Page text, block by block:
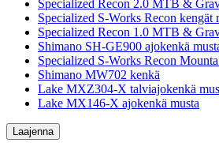
Specialized Recon 2.0 MTB &
Specialized S-Works Recon kengät
Specialized Recon 1.0 MTB &
Shimano SH-GE900 ajokenkä
Specialized S-Works Recon
Shimano MW702 kenkä
Lake MXZ304-X talviajokenkä
Lake MX146-X ajokenkä musta
Laajenna